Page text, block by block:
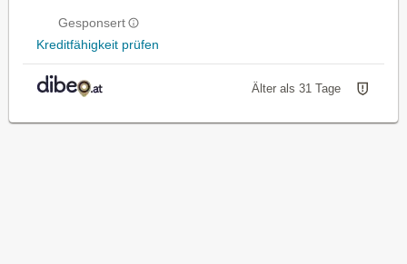
Gesponsert
Kreditfähigkeit prüfen
Älter als 31 Tage